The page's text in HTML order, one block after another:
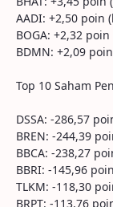
AADI: +2,50 poin
BOGA: +2,32
BDMN: +2,09
Top 10 Saham
DSSA: -286,57
BREN: -244,39
BBCA: -238,27
BBRI: -145,96
TLKM: -118,30
BRPT: -113,76